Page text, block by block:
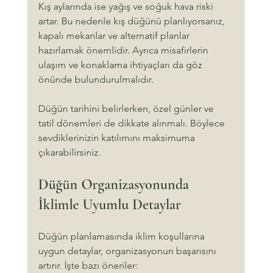
Kış aylarında ise yağış ve soğuk hava riski
artar. Bu nedenle kış düğünü planlıyorsanız,
kapalı mekanlar ve alternatif planlar
hazırlamak önemlidir. Ayrıca misafirlerin
ulaşım ve konaklama ihtiyaçları da göz
önünde bulundurulmalıdır.
Düğün tarihini belirlerken, özel günler ve
tatil dönemleri de dikkate alınmalı. Böylece
sevdiklerinizin katılımını maksimuma
çıkarabilirsiniz.
Düğün Organizasyonunda
İklimle Uyumlu Detaylar
Düğün planlamasında iklim koşullarına
uygun detaylar, organizasyonun başarısını
artırır. İşte bazı öneriler: